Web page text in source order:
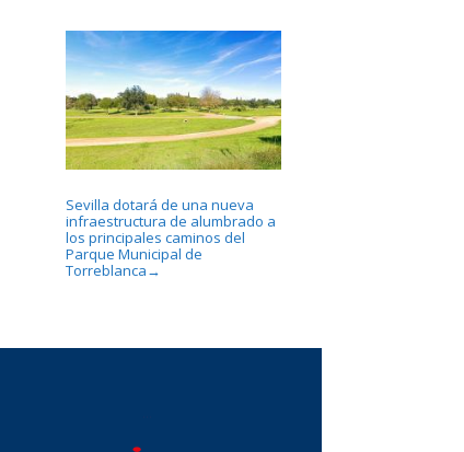
Sevilla dotará de una nueva
infraestructura de alumbrado a
los principales caminos del
Parque Municipal de
Torreblanca →